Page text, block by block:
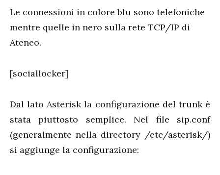
Le connessioni in colore blu sono telefoniche
mentre quelle in nero sulla rete TCP/IP di
Ateneo.
[sociallocker]
Dal lato Asterisk la configurazione del trunk è
stata piuttosto semplice. Nel file sip.conf
(generalmente nella directory /etc/asterisk/)
si aggiunge la configurazione: